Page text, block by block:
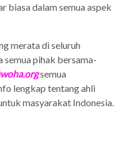
biasa dalam semua aspek
merata di seluruh
semua pihak bersama-
semua
lengkap tentang ahli
masyarakat Indonesia.